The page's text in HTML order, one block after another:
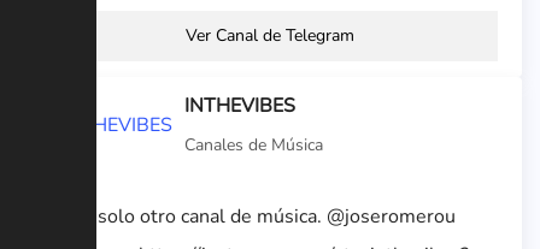
Ver Canal de Telegram
INTHEVIBES
Canales de Música
No es solo otro canal de música. @joseromerou